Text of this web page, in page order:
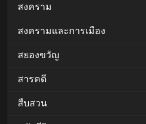
สงคราม
สงครามและการเมือง
สยองขวัญ
สารคดี
สืบสวน